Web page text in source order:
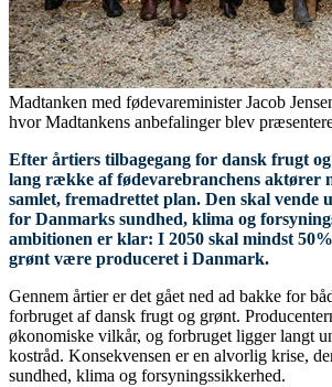
Madtanken med fødevareminister Jacob
hvor Madtankens anbefalinger blev
Efter årtiers tilbagegang for dansk frugt
lang række af fødevarebranchens aktører
samlet, fremadrettet plan. Den skal vende
for Danmarks sundhed, klima og
ambitionen er klar: I 2050 skal mindst
grønt være produceret i Danmark.
Gennem årtier er det gået ned ad bakke for
forbruget af dansk frugt og grønt.
økonomiske vilkår, og forbruget ligger langt
kostråd. Konsekvensen er en alvorlig krise,
sundhed, klima og forsyningssikkerhed.